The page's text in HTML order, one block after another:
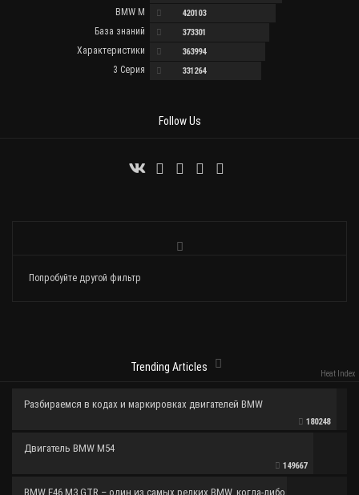
BMW M 420103
База знаний 373301
Характеристики 363994
3 Серия 331264
Follow Us
Попробуйте другой фильтр
Trending Articles
Heat Index
Разбираемся в кодах и маркировках двигателей BMW
180248
Двигатель BMW M54
149667
BMW E46 M3 GTR – один из самых редких BMW, когда-либо